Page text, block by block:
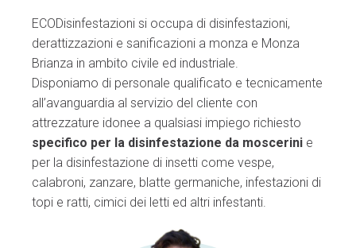
ECODisinfestazioni si occupa di disinfestazioni,
derattizzazioni e sanificazioni a monza e Monza
Brianza in ambito civile ed industriale.
Disponiamo di personale qualificato e tecnicamente
all’avanguardia al servizio del cliente con
attrezzature idonee a qualsiasi impiego richiesto
specifico per la disinfestazione da moscerini e
per la disinfestazione di insetti come vespe,
calabroni, zanzare, blatte germaniche, infestazioni di
topi e ratti, cimici dei letti ed altri infestanti.